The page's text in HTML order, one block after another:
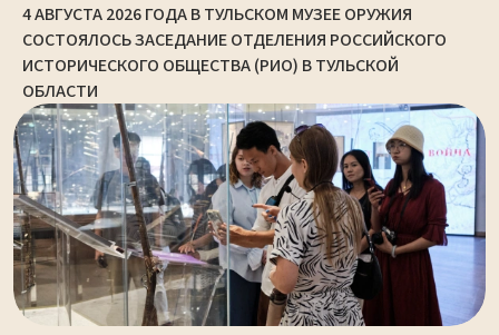
4 АВГУСТА 2026 ГОДА В ТУЛЬСКОМ МУЗЕЕ ОРУЖИЯ
СОСТОЯЛОСЬ ЗАСЕДАНИЕ ОТДЕЛЕНИЯ РОССИЙСКОГО
ИСТОРИЧЕСКОГО ОБЩЕСТВА (РИО) В ТУЛЬСКОЙ
ОБЛАСТИ